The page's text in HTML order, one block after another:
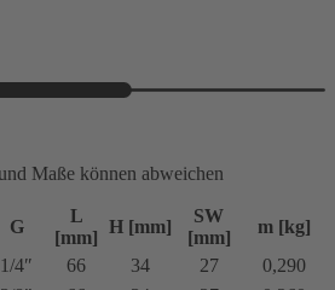
Maße können abweichen
G
L
[mm]
H [mm]
SW
[mm]
m [kg]
1/4″ 66 34 27
0,290